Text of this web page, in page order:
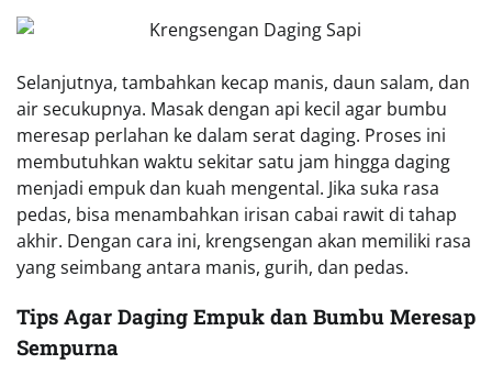
Selanjutnya, tambahkan kecap manis, daun salam, dan
air secukupnya. Masak dengan api kecil agar bumbu
meresap perlahan ke dalam serat daging. Proses ini
membutuhkan waktu sekitar satu jam hingga daging
menjadi empuk dan kuah mengental. Jika suka rasa
pedas, bisa menambahkan irisan cabai rawit di tahap
akhir. Dengan cara ini, krengsengan akan memiliki rasa
yang seimbang antara manis, gurih, dan pedas.
Tips Agar Daging Empuk dan Bumbu Meresap
Sempurna